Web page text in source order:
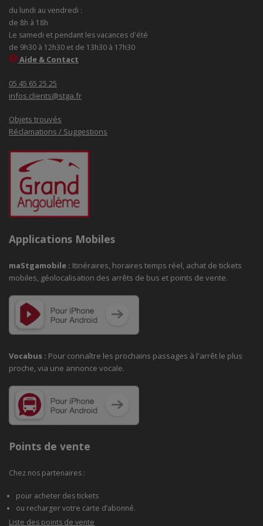
du lundi au vendredi :
de 8h à 18h
Le samedi et pendant les vacances d'été
de 9h30 à 12h30 et de 13h30 à 17h30
Aide & Contact
05 45 65 25 25
infos.clients@stga.fr
Objets trouvés
Réclamations / Suggestions
Applications Mobiles
maStgamobile : Itinéraires, horaires temps réel, achat de tickets
mobiles, géolocalisation des arrêts de bus et points de vente.
Vocabus : Pour connaître les prochains passages à l'arrêt le plus
proche, via une annonce vocale.
Points de vente
Chez nos partenaires :
pour acheter des tickets
ou recharger votre carte d’abonné.
Liste des points de vente